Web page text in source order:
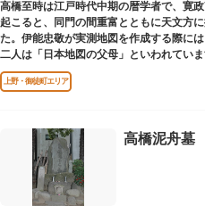
高橋至時は江戸時代中期の暦学者で、寛
起こると、同門の間重富とともに天文方
た。伊能忠敬が実測地図を作成する際に
二人は「日本地図の父母」といわれてい
没しました。お墓は源空寺（げんくうじ）
上野・御徒町エリア
高橋泥舟墓